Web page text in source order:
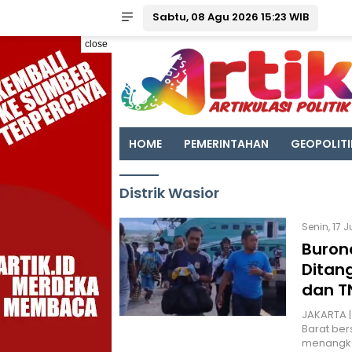
Sabtu, 08 Agu 2026 15:23 WIB
close
HOME PEMERINTAHAN
Distrik Wasior
Senin, 17
dan
Barat